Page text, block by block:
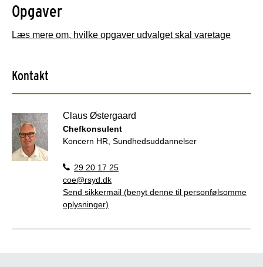
Opgaver
Læs mere om, hvilke opgaver udvalget skal varetage
Kontakt
Claus Østergaard
Chefkonsulent
Koncern HR, Sundhedsuddannelser
29 20 17 25
coe@rsyd.dk
Send sikkermail (benyt denne til personfølsomme
oplysninger)